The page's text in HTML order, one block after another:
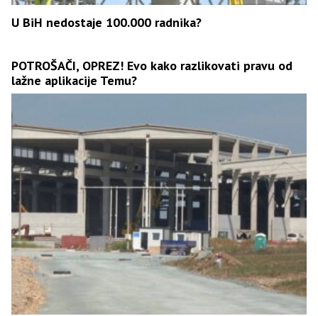
U BiH nedostaje 100.000 radnika?
POTROŠAČI, OPREZ! Evo kako razlikovati pravu od
lažne aplikacije Temu?